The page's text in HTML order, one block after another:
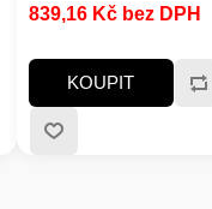
839,16 Kč bez DPH
KOUPIT